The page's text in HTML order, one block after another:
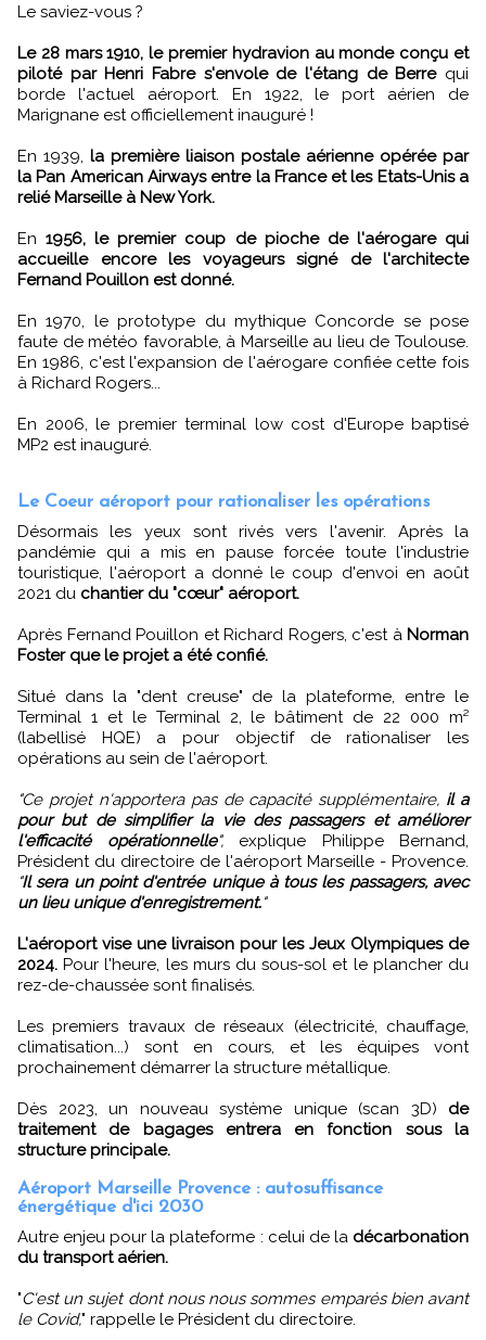
Le saviez-vous ?
Le 28 mars 1910, le premier hydravion au monde conçu et
piloté par Henri Fabre s'envole de l'étang de Berrequi
borde l'actuel aéroport. En 1922, le port aérien de
Marignane est officiellement inauguré !
En 1939, la première liaison postale aérienne opérée par
la Pan American Airways entre la France et les Etats-Unis a
relié Marseille à New York.
En1956, le premier coup de pioche de l'aérogare qui
accueille encore les voyageurs signé de l'architecte
Fernand Pouillon est donné.
En 1970, le prototype du mythique Concorde se pose
faute de météo favorable, à Marseille au lieu de Toulouse.
En 1986, c'est l'expansion de l'aérogare confiée cette fois
à Richard Rogers...
En 2006, le premier terminal low cost d'Europe baptisé
MP2 est inauguré.
Le Coeur aéroport pour rationaliser les opérations
Désormais les yeux sont rivés vers l'avenir. Après la
pandémie qui a mis en pause forcée toute l'industrie
touristique, l'aéroport a donné le coup d'envoi en août
2021 du chantier du "cœur" aéroport.
Après Fernand Pouillon et Richard Rogers, c'est à Norman
Foster que le projet a été confié.
Situé dans la "dent creuse" de la plateforme, entre le
Terminal 1 et le Terminal 2, le bâtiment de 22 000 m²
(labellisé HQE) a pour objectif de rationaliser les
opérations au sein de l'aéroport.
"Ce projet n'apportera pas de capacité supplémentaire, il a
pour but de simplifier la vie des passagers et améliorer
l'efficacité opérationnelle",explique Philippe Bernand,
Président du directoire de l'aéroport Marseille - Provence.
"Il sera un point d'entrée unique à tous les passagers, avec
un lieu unique d'enregistrement."
L'aéroport vise une livraison pour les Jeux Olympiques de
2024. Pour l'heure, les murs du sous-sol et le plancher du
rez-de-chaussée sont finalisés.
Les premiers travaux de réseaux (électricité, chauffage,
climatisation...) sont en cours, et les équipes vont
prochainement démarrer la structure métallique.
Dès 2023, un nouveau système unique (scan 3D) de
traitement de bagages entrera en fonction sous la
structure principale.
Aéroport Marseille Provence : autosuffisance
énergétique d'ici 2030
Autre enjeu pour la plateforme : celui de la décarbonation
du transport aérien.
"C'est un sujet dont nous nous sommes emparés bien avant
le Covid," rappelle le Président du directoire.